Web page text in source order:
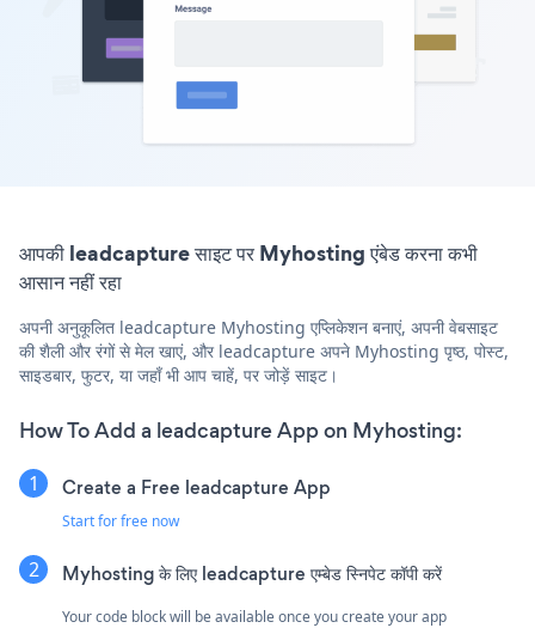
आपकी leadcapture साइट पर Myhosting एंबेड करना कभी
आसान नहीं रहा
अपनी अनुकूलित leadcapture Myhosting एप्लिकेशन बनाएं, अपनी वेबसाइट
की शैली और रंगों से मेल खाएं, और leadcapture अपने Myhosting पृष्ठ, पोस्ट,
साइडबार, फुटर, या जहाँ भी आप चाहें, पर जोड़ें साइट।
How To Add a leadcapture App on Myhosting:
Create a Free leadcapture App
Start for free now
Myhosting के लिए leadcapture एम्बेड स्निपेट कॉपी करें
Your code block will be available once you create your app